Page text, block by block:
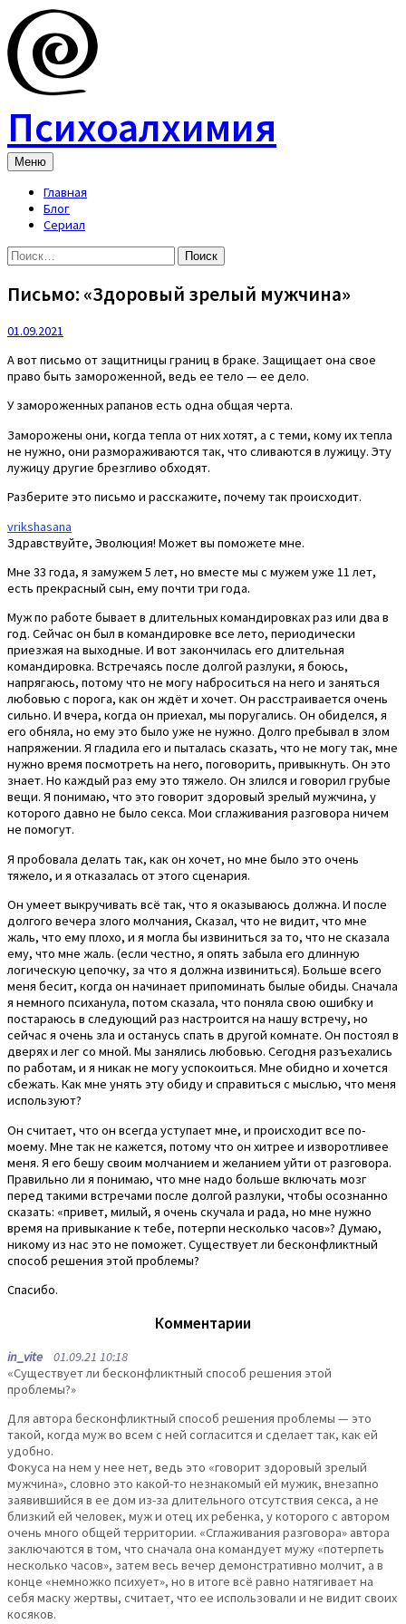
Skip
to
content
Психоалхимия
Меню
Главная
Блог
Сериал
Найти:
Письмо: «Здоровый зрелый мужчина»
01.09.2021
А вот письмо от защитницы границ в браке. Защищает она свое
право быть замороженной, ведь ее тело — ее дело.
У замороженных рапанов есть одна общая черта.
Заморожены они, когда тепла от них хотят, а с теми, кому их тепла
не нужно, они размораживаются так, что сливаются в лужицу. Эту
лужицу другие брезгливо обходят.
Разберите это письмо и расскажите, почему так происходит.
vrikshasana
Здравствуйте, Эволюция! Может вы поможете мне.
Мне 33 года, я замужем 5 лет, но вместе мы с мужем уже 11 лет,
есть прекрасный сын, ему почти три года.
Муж по работе бывает в длительных командировках раз или два в
год. Сейчас он был в командировке все лето, периодически
приезжая на выходные. И вот закончилась его длительная
командировка. Встречаясь после долгой разлуки, я боюсь,
напрягаюсь, потому что не могу наброситься на него и заняться
любовью с порога, как он ждёт и хочет. Он расстраивается очень
сильно. И вчера, когда он приехал, мы поругались. Он обиделся, я
его обняла, но ему это было уже не нужно. Долго пребывал в злом
напряжении. Я гладила его и пыталась сказать, что не могу так, мне
нужно время посмотреть на него, поговорить, привыкнуть. Он это
знает. Но каждый раз ему это тяжело. Он злился и говорил грубые
вещи. Я понимаю, что это говорит здоровый зрелый мужчина, у
которого давно не было секса. Мои сглаживания разговора ничем
не помогут.
Я пробовала делать так, как он хочет, но мне было это очень
тяжело, и я отказалась от этого сценария.
Он умеет выкручивать всё так, что я оказываюсь должна. И после
долгого вечера злого молчания, Сказал, что не видит, что мне
жаль, что ему плохо, и я могла бы извиниться за то, что не сказала
ему, что мне жаль. (если честно, я опять забыла его длинную
логическую цепочку, за что я должна извиниться). Больше всего
меня бесит, когда он начинает припоминать былые обиды. Сначала
я немного психанула, потом сказала, что поняла свою ошибку и
постараюсь в следующий раз настроится на нашу встречу, но
сейчас я очень зла и останусь спать в другой комнате. Он постоял в
дверях и лег со мной. Мы занялись любовью. Сегодня разъехались
по работам, и я никак не могу успокоиться. Мне обидно и хочется
сбежать. Как мне унять эту обиду и справиться с мыслью, что меня
используют?
Он считает, что он всегда уступает мне, и происходит все по-
моему. Мне так не кажется, потому что он хитрее и изворотливее
меня. Я его бешу своим молчанием и желанием уйти от разговора.
Правильно ли я понимаю, что мне надо больше включать мозг
перед такими встречами после долгой разлуки, чтобы осознанно
сказать: «привет, милый, я очень скучала и рада, но мне нужно
время на привыкание к тебе, потерпи несколько часов»? Думаю,
никому из нас это не поможет. Существует ли бесконфликтный
способ решения этой проблемы?
Спасибо.
Комментарии
in_vite 01.09.21 10:18
«Существует ли бесконфликтный способ решения этой
проблемы?»
Для автора бесконфликтный способ решения проблемы — это
такой, когда муж во всем с ней согласится и сделает так, как ей
удобно.
Фокуса на нем у нее нет, ведь это «говорит здоровый зрелый
мужчина», словно это какой-то незнакомый ей мужик, внезапно
заявившийся в ее дом из-за длительного отсутствия секса, а не
близкий ей человек, муж и отец их ребенка, у которого с автором
очень много общей территории. «Сглаживания разговора» автора
заключаются в том, что сначала она командует мужу «потерпеть
несколько часов», затем весь вечер демонстративно молчит, а в
конце «немножко психует», но в итоге всё равно натягивает на
себя маску жертвы, считает, что ее использовали и не видит своих
косяков.